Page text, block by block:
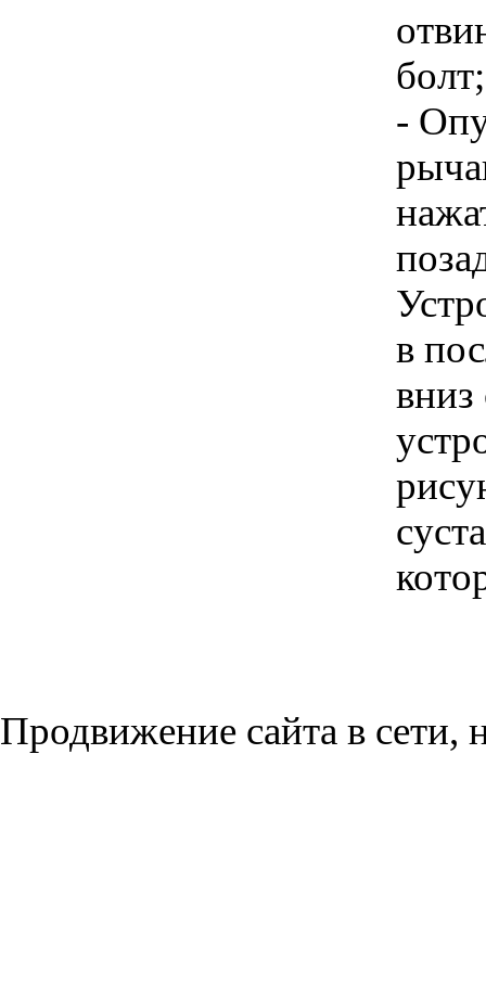
болт;
-
в
Продвижение сайта в сети,